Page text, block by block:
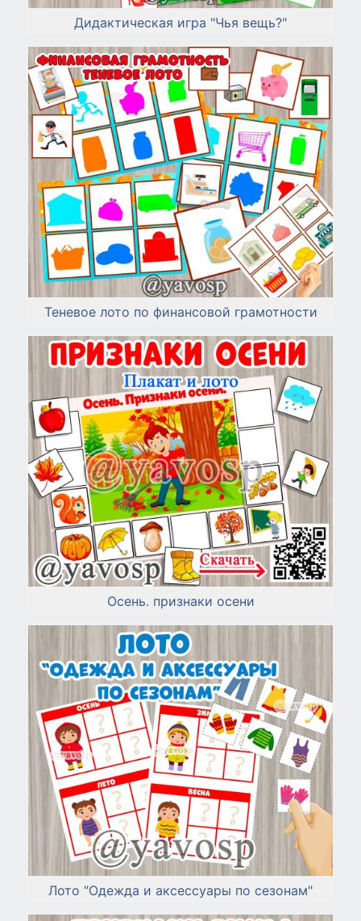
Дидактическая игра "Чья вещь?"
Теневое лото по финансовой грамотности
Осень. признаки осени
Лото "Одежда и аксессуары по сезонам"